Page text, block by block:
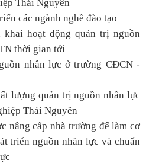
Thái Nguyên
các ngành nghề đào tạo
khai hoạt động quản trị nguồn
thời gian tới
nhân lực ở trường CĐCN -
lượng quản trị nguồn nhân lực
Thái Nguyên
nâng cấp nhà trường để làm cơ
triển nguồn nhân lực và chuẩn